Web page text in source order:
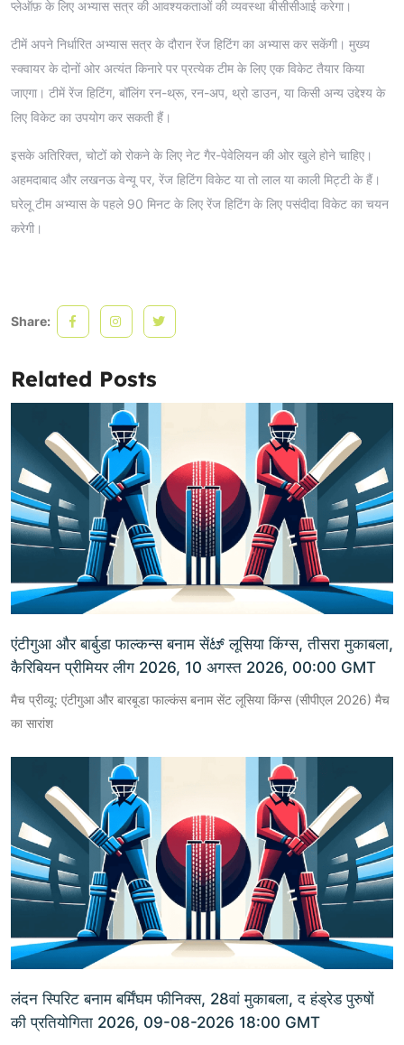
प्लेऑफ़ के लिए अभ्यास सत्र की आवश्यकताओं की व्यवस्था बीसीसीआई करेगा।
टीमें अपने निर्धारित अभ्यास सत्र के दौरान रेंज हिटिंग का अभ्यास कर सकेंगी। मुख्य
स्क्वायर के दोनों ओर अत्यंत किनारे पर प्रत्येक टीम के लिए एक विकेट तैयार किया
जाएगा। टीमें रेंज हिटिंग, बॉलिंग रन-थ्रू, रन-अप, थ्रो डाउन, या किसी अन्य उद्देश्य के
लिए विकेट का उपयोग कर सकती हैं।
इसके अतिरिक्त, चोटों को रोकने के लिए नेट गैर-पेवेलियन की ओर खुले होने चाहिए।
अहमदाबाद और लखनऊ वेन्यू पर, रेंज हिटिंग विकेट या तो लाल या काली मिट्टी के हैं।
घरेलू टीम अभ्यास के पहले 90 मिनट के लिए रेंज हिटिंग के लिए पसंदीदा विकेट का चयन
करेगी।
Share:
Related Posts
एंटीगुआ और बार्बुडा फाल्कन्स बनाम सेंಟ್ लूसिया किंग्स, तीसरा मुकाबला,
कैरिबियन प्रीमियर लीग 2026, 10 अगस्त 2026, 00:00 GMT
मैच प्रीव्यू: एंटीगुआ और बारबूडा फाल्कंस बनाम सेंट लूसिया किंग्स (सीपीएल 2026) मैच
का सारांश
लंदन स्पिरिट बनाम बर्मिंघम फीनिक्स, 28वां मुकाबला, द हंड्रेड पुरुषों
की प्रतियोगिता 2026, 09-08-2026 18:00 GMT